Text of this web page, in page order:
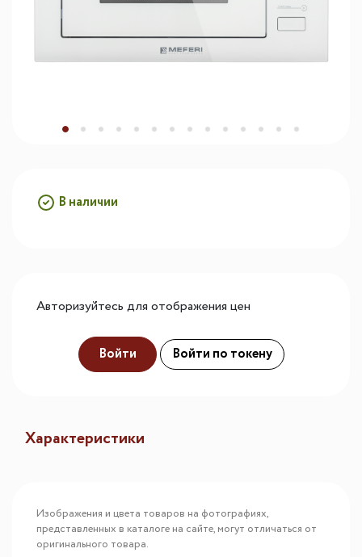
В наличии
Авторизуйтесь для отображения цен
Войти Войти по токену
Характеристики
Изображения и цвета товаров на фотографиях,
представленных в каталоге на сайте, могут отличаться от
оригинального товара.